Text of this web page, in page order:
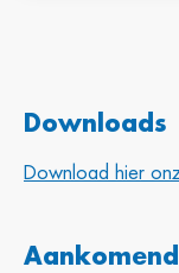
Downloads
Download hier